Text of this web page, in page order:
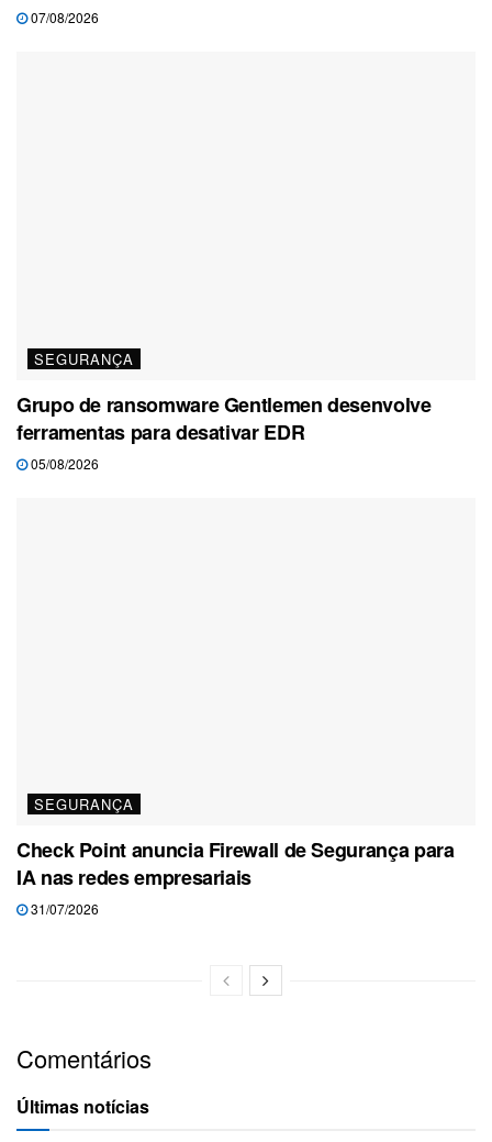
07/08/2026
SEGURANÇA
Grupo de ransomware Gentlemen desenvolve
ferramentas para desativar EDR
05/08/2026
SEGURANÇA
Check Point anuncia Firewall de Segurança para
IA nas redes empresariais
31/07/2026
Comentários
Últimas notícias